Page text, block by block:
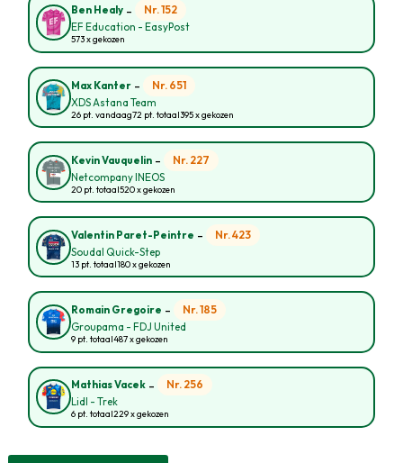
Ben Healy - Nr. 152
EF Education - EasyPost
573 x gekozen
Max Kanter - Nr. 651
XDS Astana Team
26 pt. vandaag72 pt. totaal395 x gekozen
Kevin Vauquelin - Nr. 227
Netcompany INEOS
20 pt. totaal520 x gekozen
Valentin Paret-Peintre - Nr. 423
Soudal Quick-Step
13 pt. totaal180 x gekozen
Romain Gregoire - Nr. 185
Groupama - FDJ United
9 pt. totaal487 x gekozen
Mathias Vacek - Nr. 256
Lidl - Trek
6 pt. totaal229 x gekozen